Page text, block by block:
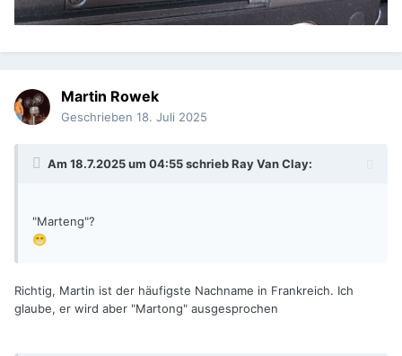
Martin Rowek
Geschrieben 18. Juli 2025
Am 18.7.2025 um 04:55 schriebRay Van Clay:
"Marteng"?
😁
Richtig, Martin ist der häufigste Nachname in Frankreich. Ich
glaube, er wird aber "Martong" ausgesprochen